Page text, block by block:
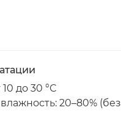
до 30 °С
20–80% (без